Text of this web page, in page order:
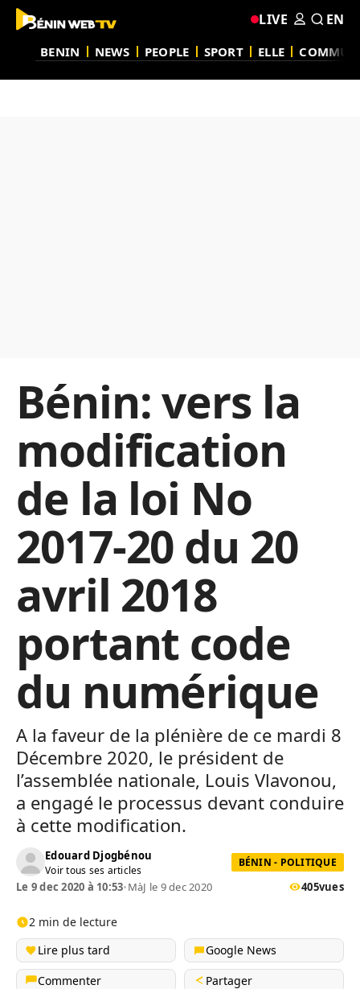
BENIN NEWS PEOPLE SPORT ELLE
LIVE EN
Bénin: vers la
modification
de la loi No
2017-20 du 20
avril 2018
portant code
du numérique
A la faveur de la plénière de ce mardi 8
Décembre 2020, le président de
l’assemblée nationale, Louis Vlavonou,
a engagé le processus devant conduire
à cette modification.
Edouard Djogbénou
Voir tous ses articles
BÉNIN - POLITIQUE
Le 9 dec 2020 à 10:53•MàJ le 9 dec 2020 405vues
2 min de lecture
Lire plus tard
Google News
Commenter
Partager